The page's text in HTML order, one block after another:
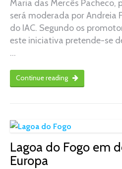
Maria das Mercês Pacheco,
será moderada por Andreia
do IAC. Segundo os
este iniciativa pretende-se
…
Continue reading
Lagoa do Fogo em
Europa